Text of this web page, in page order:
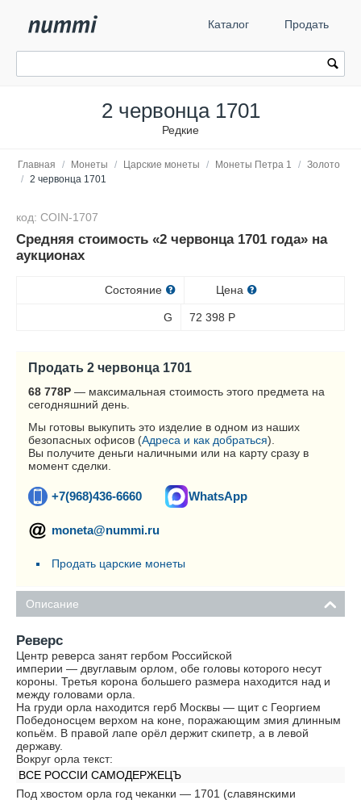
Каталог Продать
2 червонца 1701
Редкие
Главная / Монеты / Царские монеты / Монеты Петра 1 / Золото
/ 2 червонца 1701
код: COIN-1707
Средняя стоимость «2 червонца 1701 года» на
аукционах
Состояние Цена
G 72 398 Р
Продать 2 червонца 1701
68 778Р — максимальная стоимость этого предмета на
сегодняшний день.
Мы готовы выкупить это изделие в одном из наших
безопасных офисов (Адреса и как добраться).
Вы получите деньги наличными или на карту сразу в
момент сделки.
+7(968)436-6660 WhatsApp
moneta@nummi.ru
Продать царские монеты
Описание
Реверс
Центр реверса занят гербом Российской
империи — двуглавым орлом, обе головы которого несут
короны. Третья корона большего размера находится над и
между головами орла.
На груди орла находится герб Москвы — щит с Георгием
Победоносцем верхом на коне, поражающим змия длинным
копьём. В правой лапе орёл держит скипетр, а в левой
державу.
Вокруг орла текст:
ВСЕ РОССIИ САМОДЕРЖЕЦЪ
Под хвостом орла год чеканки — 1701 (славянскими